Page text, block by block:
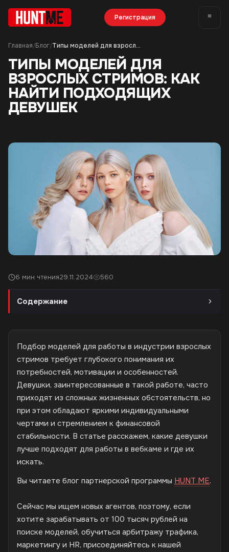
Регистрация
Главная/Блог/ Типы моделей для взрослых стримов: как найти подходящих девушек
ТИПЫ МОДЕЛЕЙ ДЛЯ
ВЗРОСЛЫХ СТРИМОВ: КАК
НАЙТИ ПОДХОДЯЩИХ
ДЕВУШЕК
6 мин чтения29.11.2024 560
Содержание
Подбор моделей для работы в индустрии взрослых
стримов требует глубокого понимания их
потребностей, мотивации и особенностей.
Девушки, заинтересованные в такой работе, часто
приходят из сложных жизненных обстоятельств, но
при этом обладают яркими индивидуальными
чертами и стремлением к финансовой
стабильности. В статье расскажем, какие девушки
лучше подходят для работы в вебкаме и где их
искать.
Вы читаете блог партнерской программы HUNT ME.
Сейчас мы ищем новых агентов, поэтому, если
хотите зарабатывать от 100 тысяч рублей на
поиске моделей, обучиться арбитражу трафика,
маркетингу и HR, присоединяйтесь к нашей